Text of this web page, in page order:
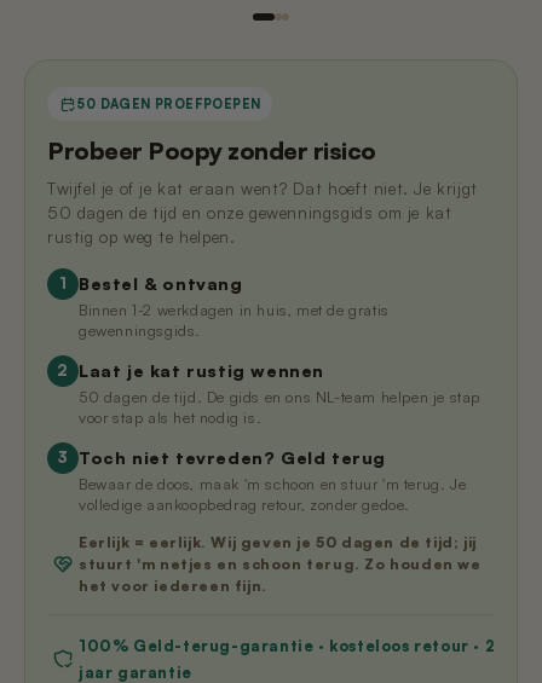
50 DAGEN PROEFPOEPEN
Probeer Poopy zonder risico
Twijfel je of je kat eraan went? Dat hoeft niet. Je krijgt
50 dagen de tijd en onze gewenningsgids om je kat
rustig op weg te helpen.
1 Bestel & ontvang
Binnen 1-2 werkdagen in huis, met de gratis
gewenningsgids.
2 Laat je kat rustig wennen
50 dagen de tijd. De gids en ons NL-team helpen je stap
voor stap als het nodig is.
3 Toch niet tevreden? Geld terug
Bewaar de doos, maak 'm schoon en stuur 'm terug. Je
volledige aankoopbedrag retour, zonder gedoe.
Eerlijk = eerlijk. Wij geven je 50 dagen de tijd; jij
stuurt 'm netjes en schoon terug. Zo houden we
het voor iedereen fijn.
100% Geld-terug-garantie · kosteloos retour · 2
jaar garantie